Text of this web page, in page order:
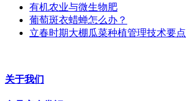
有机农业与微生物肥
葡萄斑衣蜡蝉怎么办？
立春时期大棚瓜菜种植管理技术要点
关于我们